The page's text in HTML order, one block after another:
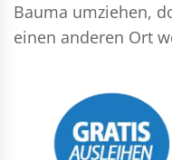
Bauma umziehen,
einen anderen Ort